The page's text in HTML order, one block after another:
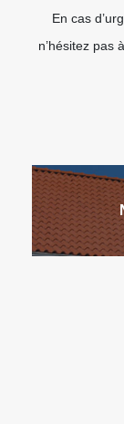
En cas
n’hésitez pas